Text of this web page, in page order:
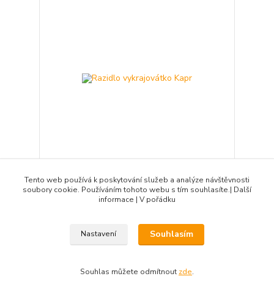
Razidlo vykrajovátko Kapr
65 Kč/ks
Přidat do košíku
Tento web používá k poskytování služeb a analýze návštěvnosti
soubory cookie. Používáním tohoto webu s tím souhlasíte.| Další
informace | V pořádku
Nastavení Souhlasím
Souhlas můžete odmítnout zde.